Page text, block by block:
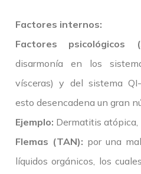
Factores internos:
Factores psicológicos
disarmonía en los
vísceras) y del sistema
esto desencadena un gran
Ejemplo: Dermatitis atópica,
Flemas (TAN): por una
líquidos orgánicos, los